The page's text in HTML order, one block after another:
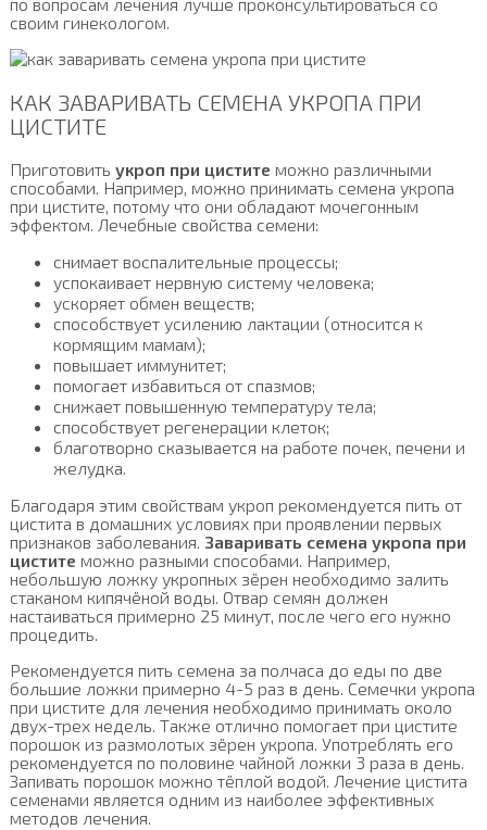
своим гинекологом.
КАК ЗАВАРИВАТЬ СЕМЕНА УКРОПА ПРИ
ЦИСТИТЕ
Приготовить укроп при цистите можно различными
способами. Например, можно принимать семена укропа
при цистите, потому что они обладают мочегонным
эффектом. Лечебные свойства семени:
снимает воспалительные процессы;
успокаивает нервную систему человека;
ускоряет обмен веществ;
способствует усилению лактации (относится к
кормящим мамам);
повышает иммунитет;
помогает избавиться от спазмов;
снижает повышенную температуру тела;
способствует регенерации клеток;
благотворно сказывается на работе почек, печени и
желудка.
Благодаря этим свойствам укроп рекомендуется пить от
цистита в домашних условиях при проявлении первых
признаков заболевания. Заваривать семена укропа при
цистите можно разными способами. Например,
небольшую ложку укропных зёрен необходимо залить
стаканом кипячёной воды. Отвар семян должен
настаиваться примерно 25 минут, после чего его нужно
процедить.
Рекомендуется пить семена за полчаса до еды по две
большие ложки примерно 4-5 раз в день. Семечки укропа
при цистите для лечения необходимо принимать около
двух-трех недель. Также отлично помогает при цистите
порошок из размолотых зёрен укропа. Употреблять его
рекомендуется по половине чайной ложки 3 раза в день.
Запивать порошок можно тёплой водой. Лечение цистита
семенами является одним из наиболее эффективных
методов лечения.